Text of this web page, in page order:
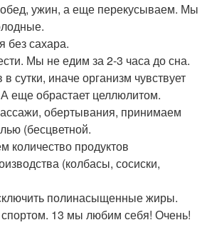
ужин, а еще перекусываем. Мы
без сахара.
Мы не едим за 2-3 часа до сна.
сутки, иначе организм чувствует
еще обрастает целлюлитом.
обертывания, принимаем
(бесцветной.
количество продуктов
(колбасы, сосиски,
полинасыщенные жиры.
13 мы любим себя! Очень!